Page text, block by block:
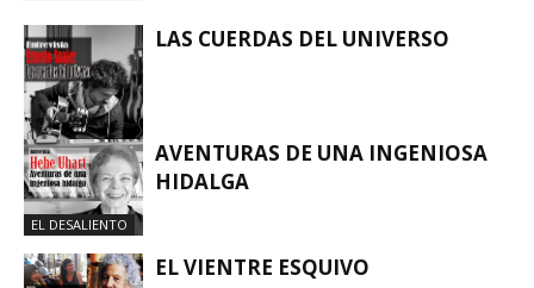
EL DESALIENTO
LAS CUERDAS DEL UNIVERSO
EL DESALIENTO
AVENTURAS DE UNA INGENIOSA
HIDALGA
EL VIENTRE ESQUIVO